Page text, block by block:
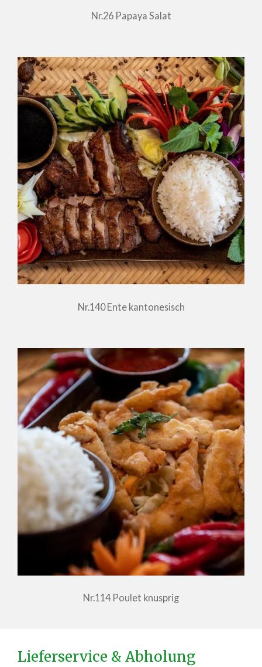
Nr.26 Papaya Salat
Nr.140 Ente kantonesisch
Nr.114 Poulet knusprig
Lieferservice & Abholung